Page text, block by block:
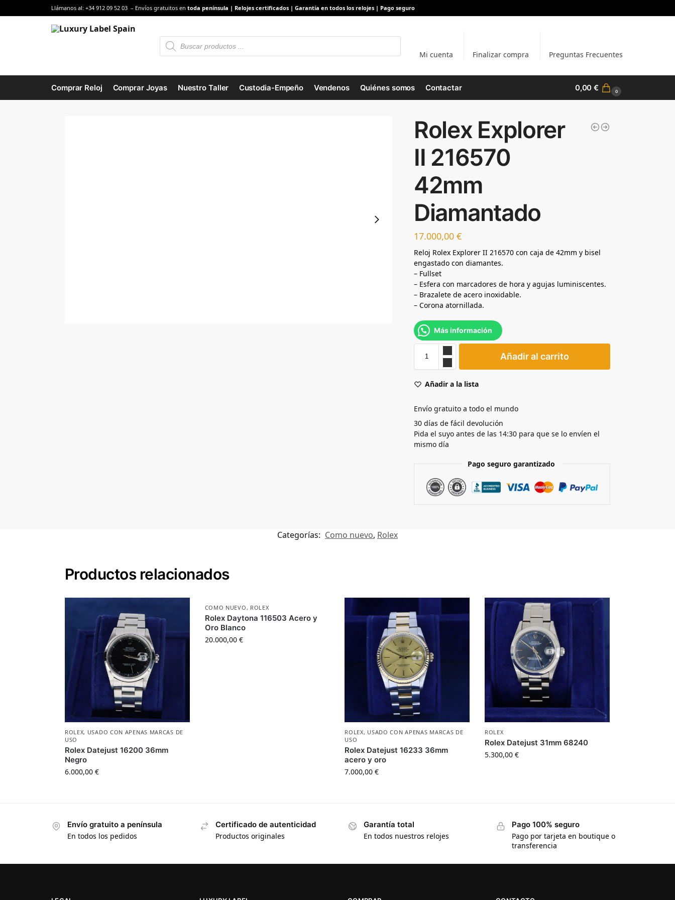
Llámanos al: +34 912 09 52 03 – Envíos gratuitos en toda península | Relojes certificados | Garantía en todos los relojes | Pago seguro
Mi cuenta Finalizar compra Preguntas Frecuentes
Comprar Reloj Comprar Joyas Nuestro Taller Custodia-Empeño Vendenos Quiénes somos Contactar 0,00€ 0
Rolex Explorer
II 216570
42mm
Diamantado
17.000,00€
Reloj Rolex Explorer II 216570 con caja de 42mm y bisel
engastado con diamantes.
– Fullset
– Esfera con marcadores de hora y agujas luminiscentes.
– Brazalete de acero inoxidable.
– Corona atornillada.
Más información
Añadir al carrito
Añadir a la lista
Envío gratuito a todo el mundo
30 días de fácil devolución
Pida el suyo antes de las 14:30 para que se lo envíen el
mismo día
Pago seguro garantizado
Categorías: Como nuevo, Rolex
Productos relacionados
ROLEX, USADO CON APENAS MARCAS DE
USO
Rolex Datejust 16200 36mm
Negro
6.000,00 €
COMO NUEVO , ROLEX
Rolex Daytona 116503 Acero y
Oro Blanco
20.000,00 €
ROLEX, USADO CON APENAS MARCAS DE
USO
Rolex Datejust 16233 36mm
acero y oro
7.000,00€
ROLEX
Rolex Datejust 31mm 68240
5.300,00€
Envío gratuito a península
En todos los pedidos
Certificado de autenticidad
Productos originales
Garantía total
En todos nuestros relojes
Pago 100% seguro
Pago por tarjeta en boutique o
transferencia